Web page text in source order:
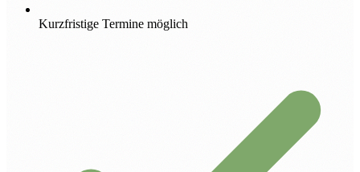
Kurzfristige Termine möglich